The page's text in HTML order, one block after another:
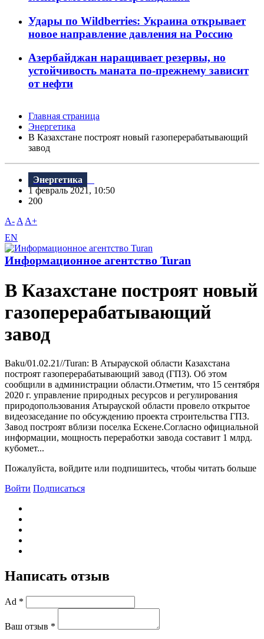
Удары по Wildberries: Украина открывает
новое направление давления на Россию
Азербайджан наращивает резервы, но
устойчивость маната по-прежнему зависит
от нефти
Главная страница
Энергетика
В Казахстане построят новый газоперерабатывающий
завод
Энергетика
1 февраль 2021, 10:50
200
A- A A+
EN
Информационное агентство Turan
В Казахстане построят новый
газоперерабатывающий
завод
Baku/01.02.21//Turan: В Атырауской области Казахстана
построят газоперерабатывающий завод (ГПЗ). Об этом
сообщили в администрации области.Отметим, что 15 сентября
2020 г. управление природных ресурсов и регулирования
природопользования Атырауской области провело открытое
видеозаседание по обсуждению проекта строительства ГПЗ.
Завод построят вблизи поселка Ескене.Согласно официальной
информации, мощность переработки завода составит 1 млрд.
кубомет...
Пожалуйста, войдите или подпишитесь, чтобы читать больше
Войти Подписаться
Написать отзыв
Ad *
Ваш отзыв *